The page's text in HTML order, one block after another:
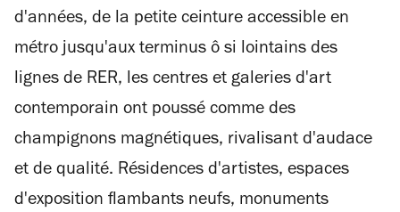
d'années, de la petite ceinture accessible en
métro jusqu'aux terminus ô si lointains des
lignes de RER, les centres et galeries d'art
contemporain ont poussé comme des
champignons magnétiques, rivalisant d'audace
et de qualité. Résidences d'artistes, espaces
d'exposition flambants neufs, monuments